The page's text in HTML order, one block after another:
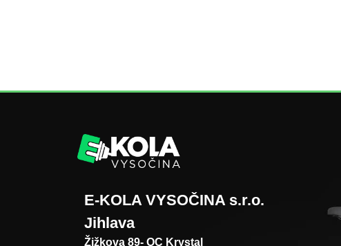
E-KOLA VYSOČINA s.r.o.
Jihlava
Žižkova 89- OC Krystal